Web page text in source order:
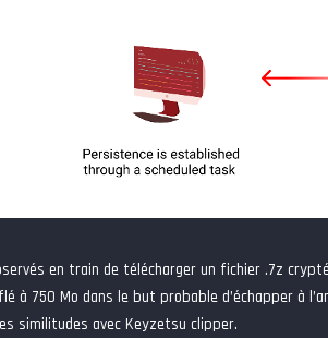
en train de télécharger un fichier .7z
à 750 Mo dans le but probable d’échapper à
similitudes avec Keyzetsu clipper.